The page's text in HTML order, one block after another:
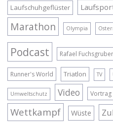
Laufschuhgeflüster
Marathon Olympia
Podcast Rafael Fuchsgruber
Runner's World Triatlon TV
Umweltschutz Video Vortrag
Wettkampf Wüste